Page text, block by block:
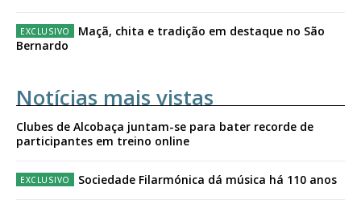
Maçã, chita e tradição em destaque no São
Bernardo
Notícias mais vistas
Clubes de Alcobaça juntam-se para bater recorde de
participantes em treino online
Sociedade Filarmónica dá música há 110 anos